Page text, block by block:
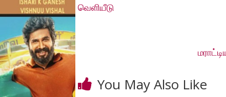
வெளியீடு
You May Also Like